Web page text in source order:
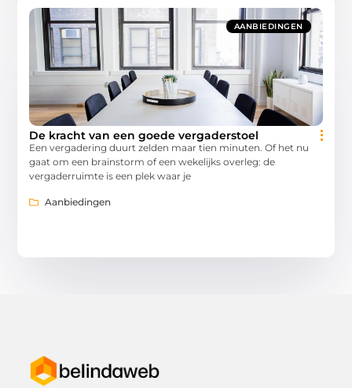
AANBIEDINGEN
De kracht van een goede vergaderstoel
Een vergadering duurt zelden maar tien minuten. Of het nu
gaat om een brainstorm of een wekelijks overleg: de
vergaderruimte is een plek waar je
Aanbiedingen